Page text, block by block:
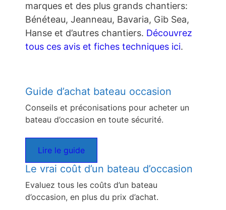
marques et des plus grands chantiers:
Bénéteau, Jeanneau, Bavaria, Gib Sea,
Hanse et d’autres chantiers. Découvrez
tous ces avis et fiches techniques ici.
Guide d’achat bateau occasion
Conseils et préconisations pour acheter un
bateau d’occasion en toute sécurité.
Lire le guide
Le vrai coût d’un bateau d’occasion
Evaluez tous les coûts d’un bateau
d’occasion, en plus du prix d’achat.